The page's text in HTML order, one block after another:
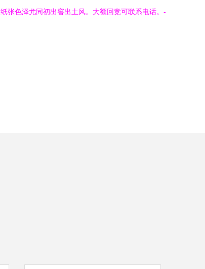
张色泽尤同初出窖出土风。大额回竞可联系电话。-